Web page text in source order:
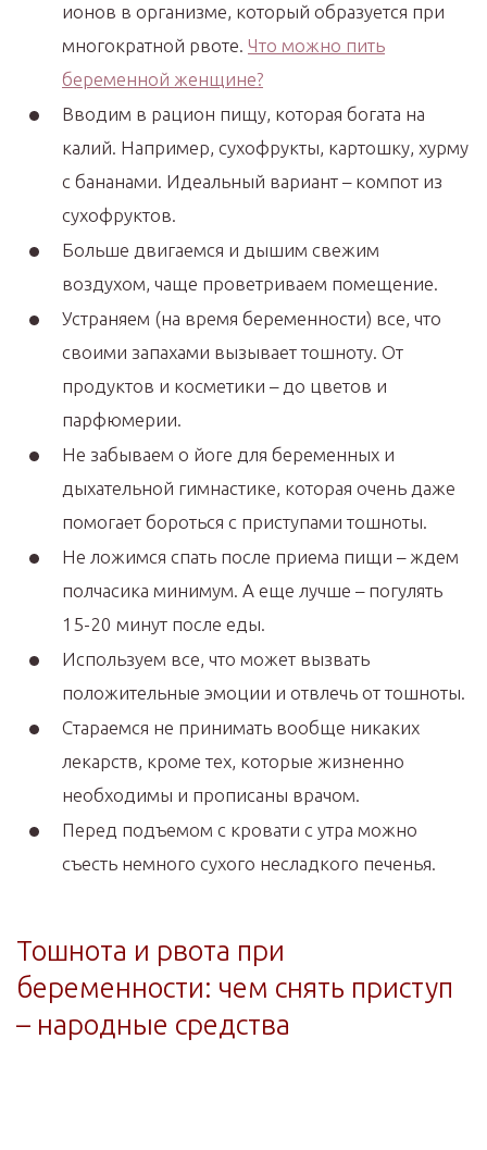
ионов в организме, который образуется при
многократной рвоте. Что можно пить
беременной женщине?
Вводим в рацион пищу, которая богата на
калий. Например, сухофрукты, картошку, хурму
с бананами. Идеальный вариант – компот из
сухофруктов.
Больше двигаемся и дышим свежим
воздухом, чаще проветриваем помещение.
Устраняем (на время беременности) все, что
своими запахами вызывает тошноту. От
продуктов и косметики – до цветов и
парфюмерии.
Не забываем о йоге для беременных и
дыхательной гимнастике, которая очень даже
помогает бороться с приступами тошноты.
Не ложимся спать после приема пищи – ждем
полчасика минимум. А еще лучше – погулять
15-20 минут после еды.
Используем все, что может вызвать
положительные эмоции и отвлечь от тошноты.
Стараемся не принимать вообще никаких
лекарств, кроме тех, которые жизненно
необходимы и прописаны врачом.
Перед подъемом с кровати с утра можно
съесть немного сухого несладкого печенья.
Тошнота и рвота при
беременности: чем снять приступ
– народные средства